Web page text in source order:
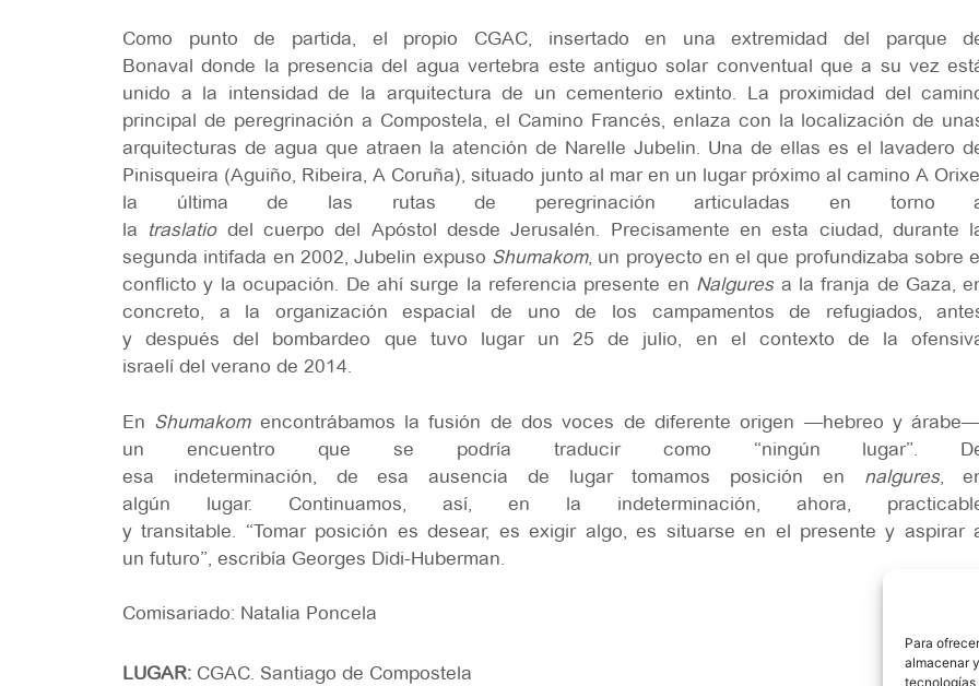
Para
almacenar
tecnologías
Como punto de partida, el propio CGAC, insertado en una extremidad del parque
Bonaval donde la presencia del agua vertebra este antiguo solar conventual que a su vez
unido a la intensidad de la arquitectura de un cementerio extinto. La proximidad del
principal de peregrinación a Compostela, el Camino Francés, enlaza con la localización de
arquitecturas de agua que atraen la atención de Narelle Jubelin. Una de ellas es el lavadero
Pinisqueira (Aguiño, Ribeira, A Coruña), situado junto al mar en un lugar próximo al camino A
la última de las rutas de peregrinación articuladas en torno
la traslatio del cuerpo del Apóstol desde Jerusalén. Precisamente en esta ciudad, durante
segunda intifada en 2002, Jubelin expuso Shumakom, un proyecto en el que profundizaba sobre
conflicto y la ocupación. De ahí surge la referencia presente en Nalgures a la franja de Gaza,
concreto, a la organización espacial de uno de los campamentos de refugiados,
y después del bombardeo que tuvo lugar un 25 de julio, en el contexto de la
israelí del verano de 2014.
En Shumakom encontrábamos la fusión de dos voces de diferente origen —hebreo y árabe—,
un encuentro que se podría traducir como “ningún lugar”.
esa indeterminación, de esa ausencia de lugar tomamos posición en nalgures,
algún lugar. Continuamos, así, en la indeterminación, ahora,
y transitable. “Tomar posición es desear, es exigir algo, es situarse en el presente y aspirar
un futuro”, escribía Georges Didi-Huberman.
Comisariado: Natalia Poncela
LUGAR: CGAC. Santiago de Compostela